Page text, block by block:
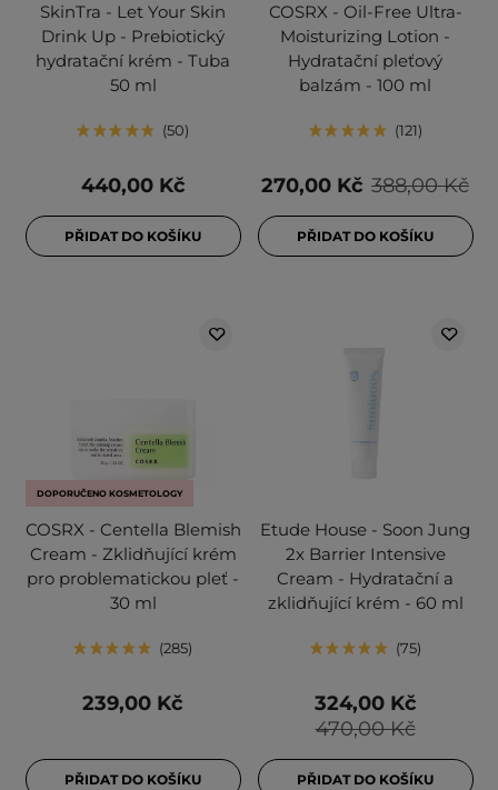
SkinTra - Let Your Skin
Drink Up - Prebiotický
hydratační krém - Tuba
50 ml
50
440,00 Kč
PŘIDAT DO KOŠÍKU
COSRX - Oil-Free Ultra-
Moisturizing Lotion -
Hydratační pleťový
balzám - 100 ml
121
388,00 Kč
270,00 Kč
PŘIDAT DO KOŠÍKU
DOPORUČENO KOSMETOLOGY
COSRX - Centella Blemish
Cream - Zklidňující krém
pro problematickou pleť -
30 ml
285
239,00 Kč
PŘIDAT DO KOŠÍKU
Etude House - Soon Jung
2x Barrier Intensive
Cream - Hydratační a
zklidňující krém - 60 ml
75
470,00 Kč
324,00 Kč
PŘIDAT DO KOŠÍKU